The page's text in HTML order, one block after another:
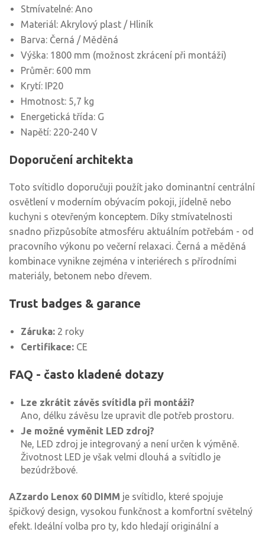
Stmívatelné: Ano
Materiál: Akrylový plast / Hliník
Barva: Černá / Měděná
Výška: 1800 mm (možnost zkrácení při montáži)
Průměr: 600 mm
Krytí: IP20
Hmotnost: 5,7 kg
Energetická třída: G
Napětí: 220-240 V
Doporučení architekta
Toto svítidlo doporučuji použít jako dominantní centrální
osvětlení v moderním obývacím pokoji, jídelně nebo
kuchyni s otevřeným konceptem. Díky stmívatelnosti
snadno přizpůsobíte atmosféru aktuálním potřebám - od
pracovního výkonu po večerní relaxaci. Černá a měděná
kombinace vynikne zejména v interiérech s přírodními
materiály, betonem nebo dřevem.
Trust badges & garance
Záruka: 2 roky
Certifikace: CE
FAQ - často kladené dotazy
Lze zkrátit závěs svítidla při montáži?
Ano, délku závěsu lze upravit dle potřeb prostoru.
Je možné vyměnit LED zdroj?
Ne, LED zdroj je integrovaný a není určen k výměně.
Životnost LED je však velmi dlouhá a svítidlo je
bezúdržbové.
AZzardo Lenox 60 DIMM je svítidlo, které spojuje
špičkový design, vysokou funkčnost a komfortní světelný
efekt. Ideální volba pro ty, kdo hledají originální a